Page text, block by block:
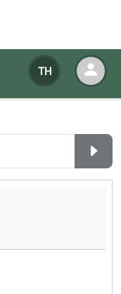
TH
ยงาน